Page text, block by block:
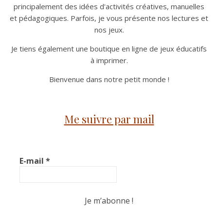
principalement des idées d'activités créatives, manuelles
et pédagogiques. Parfois, je vous présente nos lectures et
nos jeux.
Je tiens également une boutique en ligne de jeux éducatifs
à imprimer.
Bienvenue dans notre petit monde !
Me suivre par mail
E-mail *